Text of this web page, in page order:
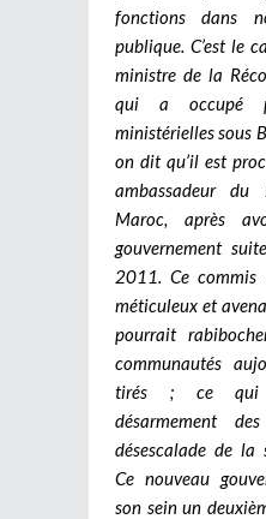
fonctions dans
publique. C’est le
ministre de la
qui a occupé
ministérielles sous
on dit qu’il est
ambassadeur du
Maroc, après
gouvernement
2011. Ce commis
méticuleux et
pourrait
communautés
tirés ; ce qui
désarmement
désescalade de la
Ce nouveau
son sein un